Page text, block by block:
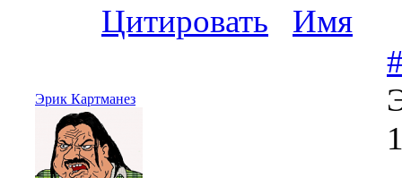
Цитировать
Имя
Эрик Картманез